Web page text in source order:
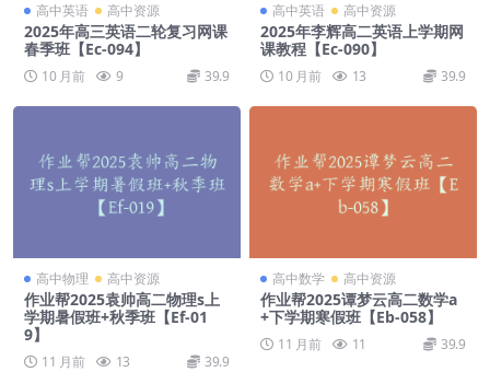
高中英语 高中资源
2025年高三英语二轮复习网课
春季班【Ec-094】
10 月前 9 39.9
高中英语 高中资源
2025年李辉高二英语上学期网
课教程【Ec-090】
10 月前 13 39.9
高中物理 高中资源
作业帮2025袁帅高二物理s上
学期暑假班+秋季班【Ef-01
9】
11 月前 13 39.9
高中数学 高中资源
作业帮2025谭梦云高二数学a
+下学期寒假班【Eb-058】
11 月前 11 39.9